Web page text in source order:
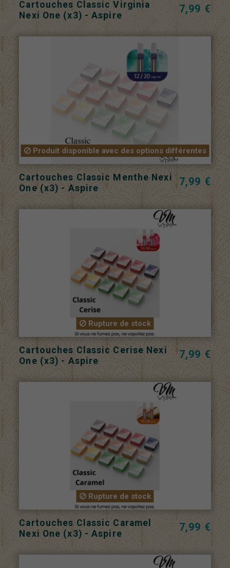
Cartouches Classic Virginia
Nexi One (x3) - Aspire
7,99 €
Produit disponible avec des options différentes
Cartouches Classic Menthe Nexi
One (x3) - Aspire
7,99 €
Rupture de stock
Cartouches Classic Cerise Nexi
One (x3) - Aspire
7,99 €
Rupture de stock
Cartouches Classic Caramel
Nexi One (x3) - Aspire
7,99 €